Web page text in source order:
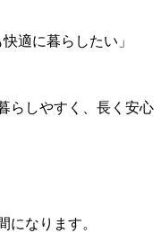
適に暮らしたい」
らしやすく、長く安心
なります。